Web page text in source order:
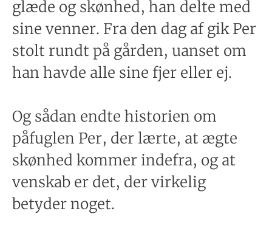
glæde og skønhed, han delte med
sine venner. Fra den dag af gik Per
stolt rundt på gården, uanset om
han havde alle sine fjer eller ej.
Og sådan endte historien om
påfuglen Per, der lærte, at ægte
skønhed kommer indefra, og at
venskab er det, der virkelig
betyder noget.